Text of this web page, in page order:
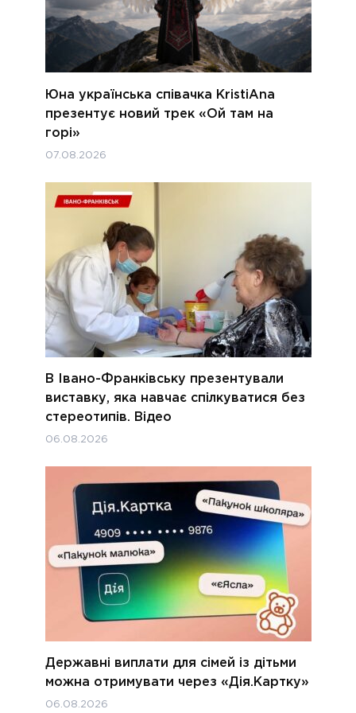
Юна українська співачка KristiAna
презентує новий трек «Ой там на
горі»
07.08.2026
В Івано-Франківську презентували
виставку, яка навчає спілкуватися без
стереотипів. Відео
06.08.2026
Державні виплати для сімей із дітьми
можна отримувати через «Дія.Картку»
06.08.2026